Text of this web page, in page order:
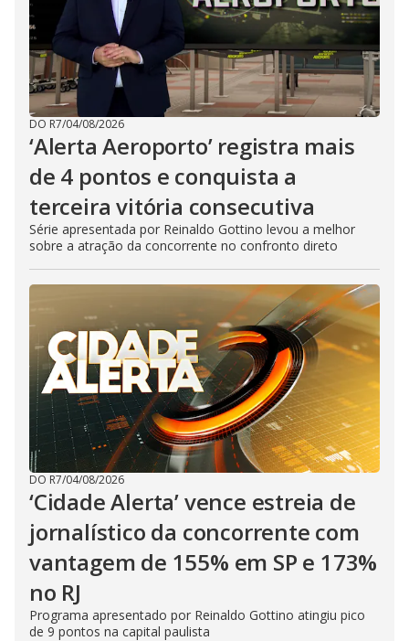
DO R7/04/08/2026
‘Alerta Aeroporto’ registra mais
de 4 pontos e conquista a
terceira vitória consecutiva
Série apresentada por Reinaldo Gottino levou a melhor
sobre a atração da concorrente no confronto direto
DO R7/04/08/2026
‘Cidade Alerta’ vence estreia de
jornalístico da concorrente com
vantagem de 155% em SP e 173%
no RJ
Programa apresentado por Reinaldo Gottino atingiu pico
de 9 pontos na capital paulista